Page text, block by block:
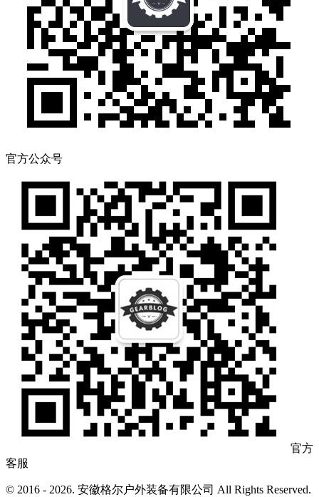
官方公众号
官方
客服
© 2016 - 2026. 安徽格尔户外装备有限公司 All Rights Reserved.